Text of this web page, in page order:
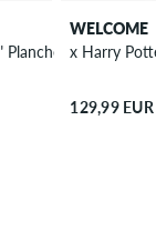
Planche de
WELCOME
x Harry
129,99 EUR